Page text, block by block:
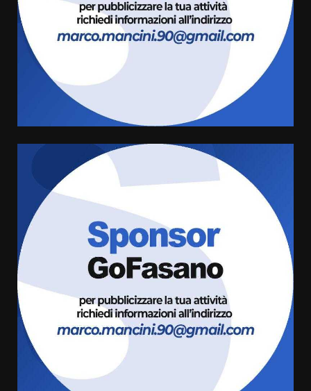
8 Agosto 2026 07:15
“I Contestatori: Musica di
Rivoluzione”: nuovo
appuntamento con “Fasano in
Banda”
amarezza per esclusione dal
campionato di calcio”
7 Agosto 2026 06:00
Fasanese ferito a colpi di arma
da fuoco
6 Agosto 2026 18:13
Carta d’identità: continua il piano
di aperture straordinarie del
Comune di Fasano
6 Agosto 2026 14:16